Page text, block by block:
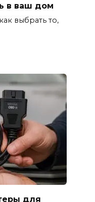
в ваш дом
выбрать то,
для